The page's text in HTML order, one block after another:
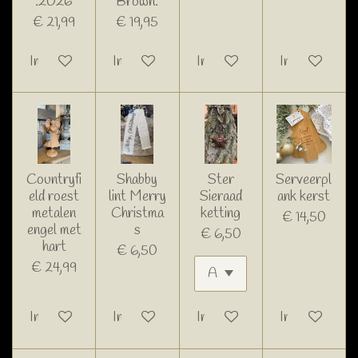
€ 21,99
In winkelwagen
€ 19,95
In winkelwagen In winkelwagen In
Countryfi
eld roest
metalen
engel met
hart
€ 24,99
In winkelwagen
Shabby
lint Merry
Christma
s
€ 6,50
In winkelwagen
Ster
Sieraad
ketting
€ 6,50
In winkelwagen
Serveerpl
ank kerst
€ 14,50
In